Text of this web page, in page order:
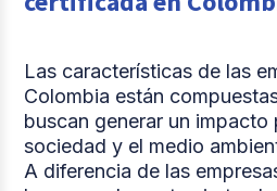
Las características de las
Colombia están
buscan generar un impacto
sociedad y el medio
A diferencia de las